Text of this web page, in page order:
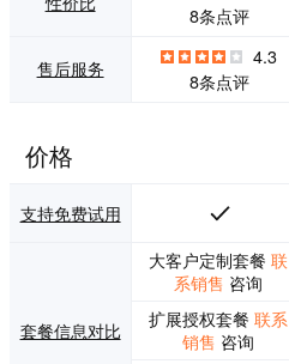
合作伙伴。
8条点评
售后服务
4.3
8条点评
价格
支持免费试用
套餐信息对比
大客户定制套餐 联
系销售 咨询
扩展授权套餐 联系
销售 咨询